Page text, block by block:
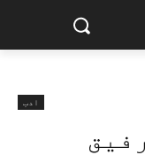
ادب